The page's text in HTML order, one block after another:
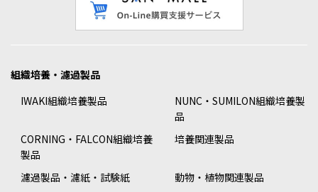
組織培養・濾過製品
IWAKI組織培養製品
NUNC・SUMILON組織培養製
品
CORNING・FALCON組織培養
製品
培養関連製品
濾過製品・濾紙・試験紙
動物・植物関連製品